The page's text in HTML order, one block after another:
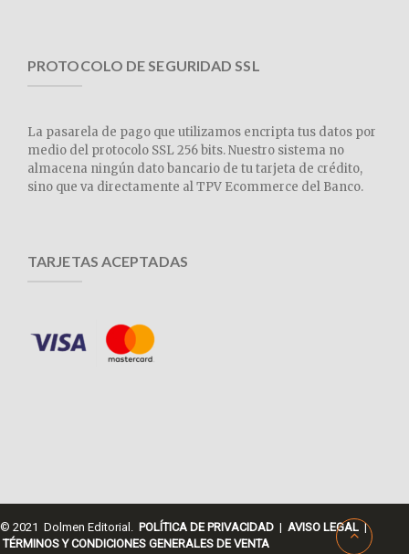
PROTOCOLO DE SEGURIDAD SSL
La pasarela de pago que utilizamos encripta tus datos por
medio del protocolo SSL 256 bits. Nuestro sistema no
almacena ningún dato bancario de tu tarjeta de crédito,
sino que va directamente al TPV Ecommerce del Banco.
TARJETAS ACEPTADAS
© 2021 Dolmen Editorial. POLÍTICA DE PRIVACIDAD | AVISO LEGAL |
TÉRMINOS Y CONDICIONES GENERALES DE VENTA